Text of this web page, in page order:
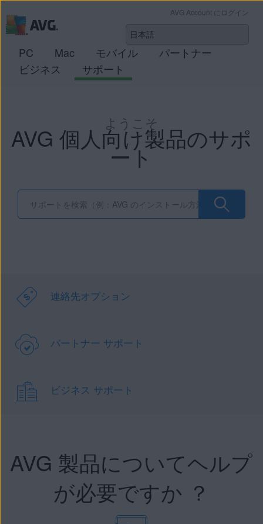
AVG Account にログイン
PC Mac モバイル
パートナー
ビジネス
サポート
ようこそ
AVG 個人向け製品のサポ
ート
連絡先オプション
パートナー サポート
ビジネス サポート
AVG 製品についてヘルプ
が必要ですか ？